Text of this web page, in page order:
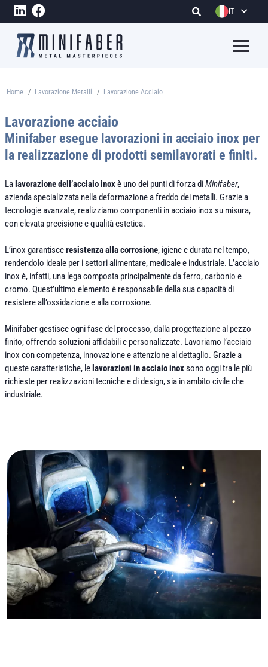
Salta al contenuto principale IT
Briciole di pane
Home Lavorazione Metalli Lavorazione Acciaio
Lavorazione acciaio
Minifaber esegue lavorazioni in acciaio inox per
la realizzazione di prodotti semilavorati e finiti.
La lavorazione dell’acciaio inoxè uno dei punti di forza diMinifaber,
azienda specializzata nella deformazione a freddo dei metalli. Grazie a
tecnologie avanzate, realizziamo componenti in acciaio inox su misura,
con elevata precisione e qualità estetica.
L’inox garantisceresistenza alla corrosione, igiene e durata nel tempo,
rendendolo ideale per i settori alimentare, medicale e industriale. L’acciaio
inox è, infatti, una lega composta principalmente da ferro, carbonio e
cromo. Quest’ultimo elemento è responsabile della sua capacità di
resistere all’ossidazione e alla corrosione.
Minifaber gestisce ogni fase del processo, dalla progettazione al pezzo
finito, offrendo soluzioni affidabili e personalizzate. Lavoriamo l’acciaio
inox con competenza, innovazione e attenzione al dettaglio. Grazie a
queste caratteristiche, le lavorazioni in acciaio inoxsono oggi tra le più
richieste per realizzazioni tecniche e di design, sia in ambito civile che
industriale.